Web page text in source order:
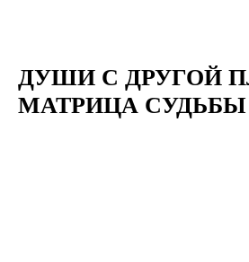
ДУШИ С ДРУГОЙ
МАТРИЦА СУДЬБЫ